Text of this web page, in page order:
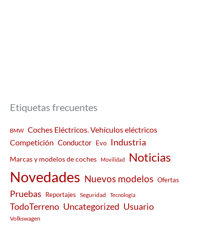
Etiquetas frecuentes
BMW
Coches Eléctricos. Vehículos eléctricos
Competición Conductor Evo Industria
Marcas y modelos de coches Movilidad Noticias
Novedades Nuevos modelos Ofertas
Pruebas Reportajes Seguridad Tecnología
TodoTerreno Uncategorized Usuario
Volkswagen